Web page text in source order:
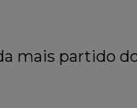
mais partido